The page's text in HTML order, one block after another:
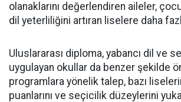
olanaklarını değerlendiren aileler,
dil yeterliliğini artıran liselere daha
Uluslararası diploma, yabancı dil ve
uygulayan okullar da benzer şekilde
programlara yönelik talep, bazı
puanlarını ve seçicilik düzeylerini